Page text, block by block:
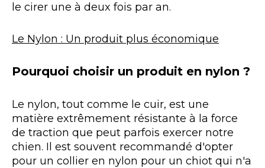
le cirer une à deux fois par an.
Le Nylon : Un produit plus économique
Pourquoi choisir un produit en nylon ?
Le nylon, tout comme le cuir, est une
matière extrêmement résistante à la force
de traction que peut parfois exercer notre
chien. Il est souvent recommandé d'opter
pour un collier en nylon pour un chiot qui n'a